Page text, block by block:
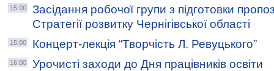
15:00
Засідання робочої групи з підготовки
Стратегії розвитку Чернігівської області
15:00 Концерт-лекція “Творчість Л. Ревуцького”
16:00
Урочисті заходи до Дня працівників освіти